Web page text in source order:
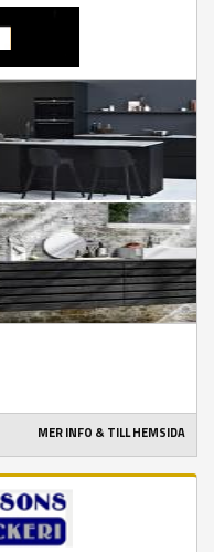
MER INFO & TILL HEMSIDA